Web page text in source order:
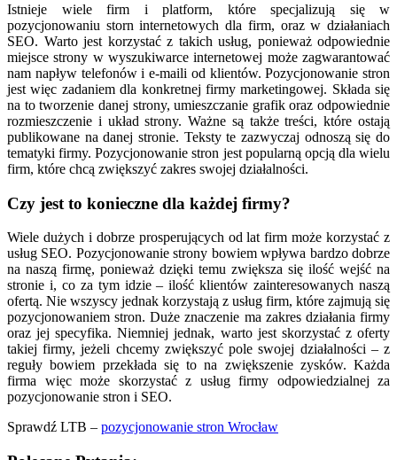
Istnieje wiele firm i platform, które specjalizują się w
pozycjonowaniu storn internetowych dla firm, oraz w działaniach
SEO. Warto jest korzystać z takich usług, ponieważ odpowiednie
miejsce strony w wyszukiwarce internetowej może zagwarantować
nam napływ telefonów i e-maili od klientów. Pozycjonowanie stron
jest więc zadaniem dla konkretnej firmy marketingowej. Składa się
na to tworzenie danej strony, umieszczanie grafik oraz odpowiednie
rozmieszczenie i układ strony. Ważne są także treści, które ostają
publikowane na danej stronie. Teksty te zazwyczaj odnoszą się do
tematyki firmy. Pozycjonowanie stron jest popularną opcją dla wielu
firm, które chcą zwiększyć zakres swojej działalności.
Czy jest to konieczne dla każdej firmy?
Wiele dużych i dobrze prosperujących od lat firm może korzystać z
usług SEO. Pozycjonowanie strony bowiem wpływa bardzo dobrze
na naszą firmę, ponieważ dzięki temu zwiększa się ilość wejść na
stronie i, co za tym idzie – ilość klientów zainteresowanych naszą
ofertą. Nie wszyscy jednak korzystają z usług firm, które zajmują się
pozycjonowaniem stron. Duże znaczenie ma zakres działania firmy
oraz jej specyfika. Niemniej jednak, warto jest skorzystać z oferty
takiej firmy, jeżeli chcemy zwiększyć pole swojej działalności – z
reguły bowiem przekłada się to na zwiększenie zysków. Każda
firma więc może skorzystać z usług firmy odpowiedzialnej za
pozycjonowanie stron i SEO.
Sprawdź LTB – pozycjonowanie stron Wrocław